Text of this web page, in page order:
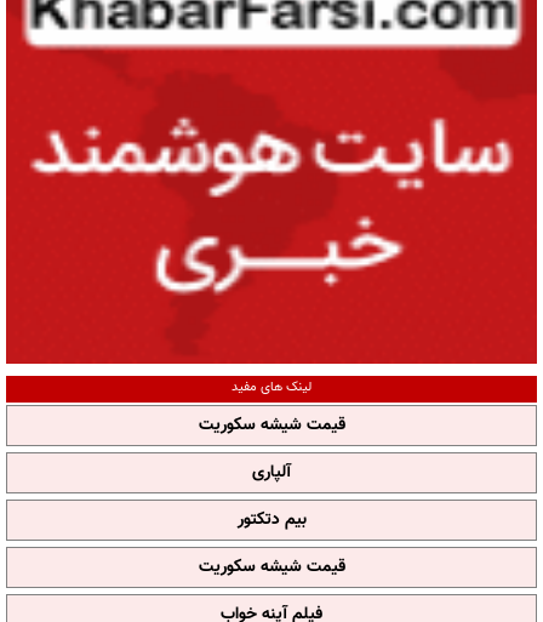
لینک های مفید
قیمت شیشه سکوریت
آلپاری
بیم دتکتور
قیمت شیشه سکوریت
فیلم آپنه خواب